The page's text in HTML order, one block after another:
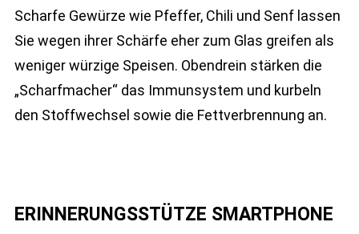
Scharfe Gewürze wie Pfeffer, Chili und Senf lassen
Sie wegen ihrer Schärfe eher zum Glas greifen als
weniger würzige Speisen. Obendrein stärken die
„Scharfmacher“ das Immunsystem und kurbeln
den Stoffwechsel sowie die Fettverbrennung an.
ERINNERUNGSSTÜTZE SMARTPHONE